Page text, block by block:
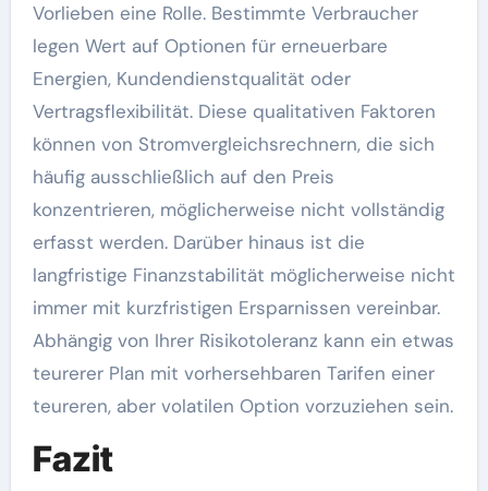
Vorlieben eine Rolle. Bestimmte Verbraucher
legen Wert auf Optionen für erneuerbare
Energien, Kundendienstqualität oder
Vertragsflexibilität. Diese qualitativen Faktoren
können von Stromvergleichsrechnern, die sich
häufig ausschließlich auf den Preis
konzentrieren, möglicherweise nicht vollständig
erfasst werden. Darüber hinaus ist die
langfristige Finanzstabilität möglicherweise nicht
immer mit kurzfristigen Ersparnissen vereinbar.
Abhängig von Ihrer Risikotoleranz kann ein etwas
teurerer Plan mit vorhersehbaren Tarifen einer
teureren, aber volatilen Option vorzuziehen sein.
Fazit